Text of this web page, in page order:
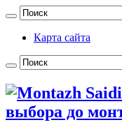
Карта сайта
выбора до